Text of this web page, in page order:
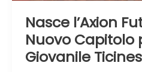
Nasce l’Axion
Nuovo Capitolo
Giovanile
Ticinese